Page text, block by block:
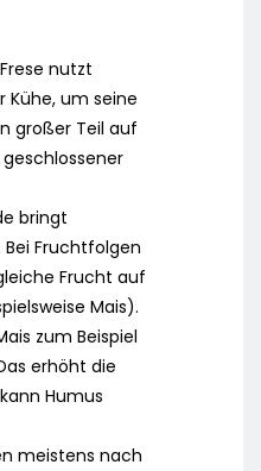
nutzt
Kühe, um seine
großer Teil auf
bringt
Fruchtfolgen
Frucht auf
Mais).
zum Beispiel
erhöht die
Humus
meistens nach